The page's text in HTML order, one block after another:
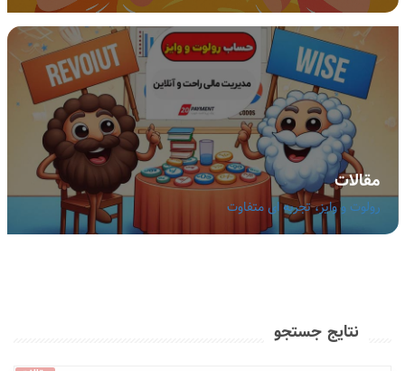
مقالات
رولوت و وایز، تجربه ای متفاوت
نتایج جستجو